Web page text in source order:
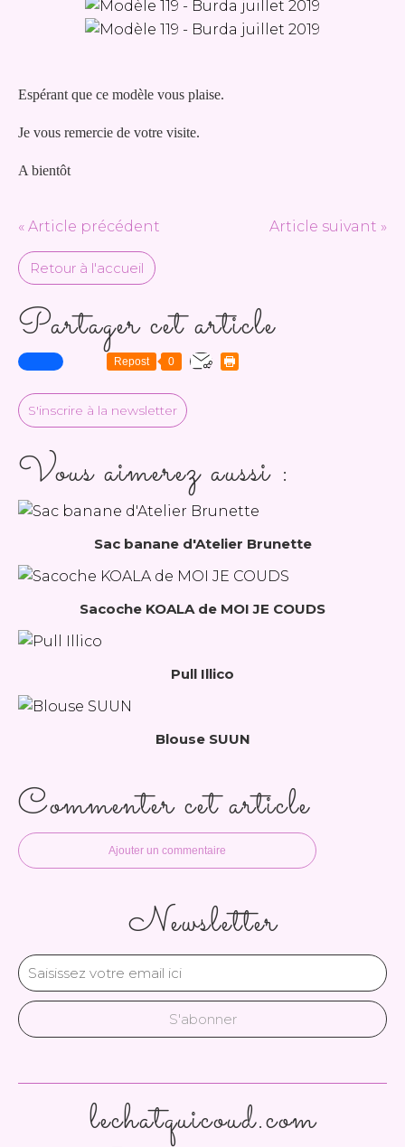
Espérant que ce modèle vous plaise.
Je vous remercie de votre visite.
A bientôt
« Article précédent Article suivant »
Retour à l'accueil
Partager cet article
Repost 0
S'inscrire à la newsletter
Vous aimerez aussi :
Sac banane d'Atelier Brunette
Sacoche KOALA de MOI JE COUDS
Pull Illico
Blouse SUUN
Commenter cet article
Ajouter un commentaire
Newsletter
lechatquicoud.com